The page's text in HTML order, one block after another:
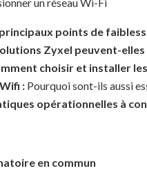
points de
Zyxel peuvent-
choisir et installer
: Pourquoi sont-ils aussi
opérationnelles à
en commun